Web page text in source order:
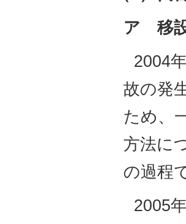
ア 移
2004
故の発
ため、
方法に
の過程
2005